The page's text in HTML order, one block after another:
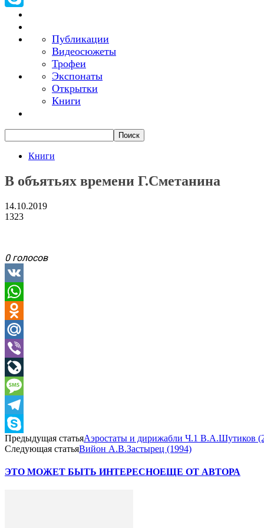
Публикации
Видеосюжеты
Трофеи
Экспонаты
Открытки
Книги
Книги
В объятьях времени Г.Сметанина
14.10.2019
1323
0 голосов
VK
WhatsApp
Odnoklassniki
Mail.Ru
Viber
LiveJournal
Message
Telegram
Skype
Предыдущая статьяАэростаты и дирижабли Ч.1 В.А.Шутиков
Следующая статьяВийон А.В.Застырец (1994)
ЭТО МОЖЕТ БЫТЬ ИНТЕРЕСНОЕЩЕ ОТ АВТОРА
Skype